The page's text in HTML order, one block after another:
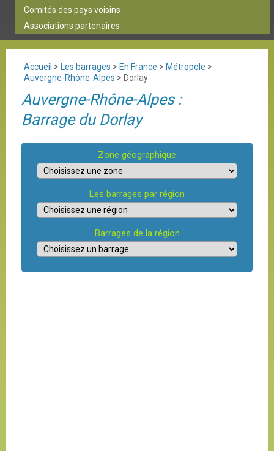
Comités des pays voisins
Associations partenaires
Accueil > Les barrages > En France > Métropole >
Auvergne-Rhône-Alpes > Dorlay
Auvergne-Rhône-Alpes :
Barrage du Dorlay
Zone géographique
Les barrages par région
Barrages de la région